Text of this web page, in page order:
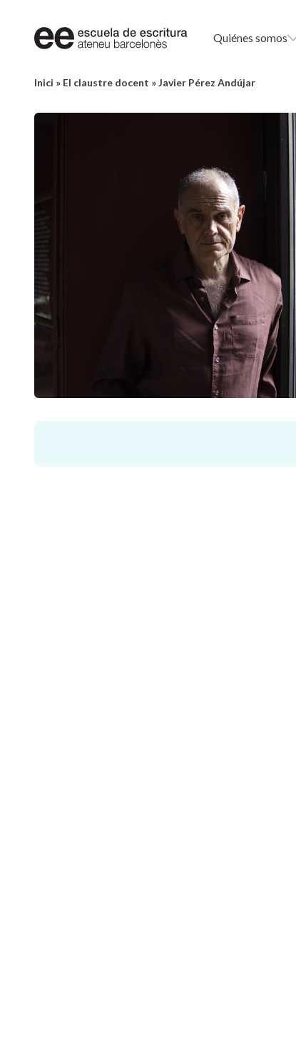
Quiénes somos
Inici » El claustre docent »Javier Pérez Andújar